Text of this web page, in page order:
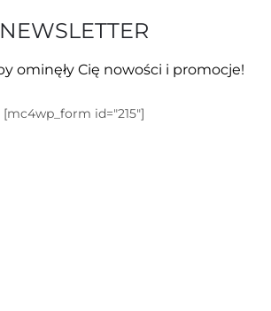
NEWSLETTER
ominęły Cię nowości i promocje!
[mc4wp_form id="215"]